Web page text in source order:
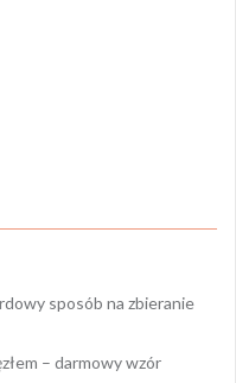
sposób na zbieranie
– darmowy wzór